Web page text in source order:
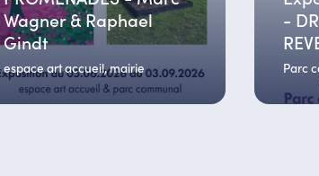
Wagner & Raphael
Gindt
espace art accueil, mairie
-
Parc